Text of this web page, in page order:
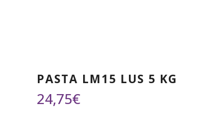
PASTA LM15 LUS 5 KG
24,75€